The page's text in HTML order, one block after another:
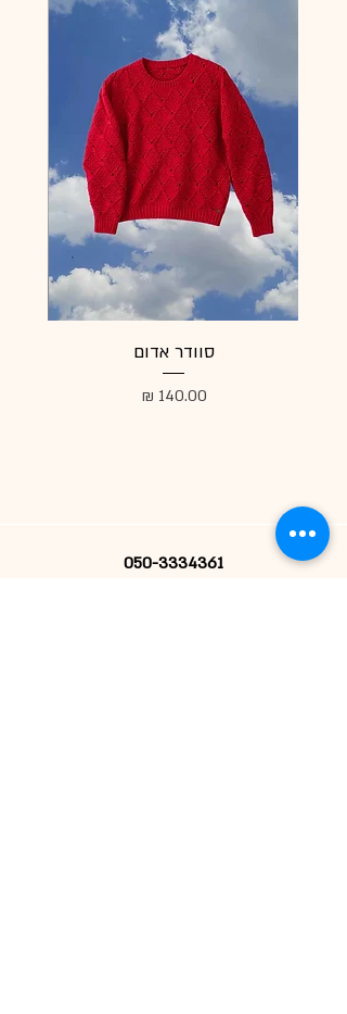
סוודר אדום
מחיר
050-3334361